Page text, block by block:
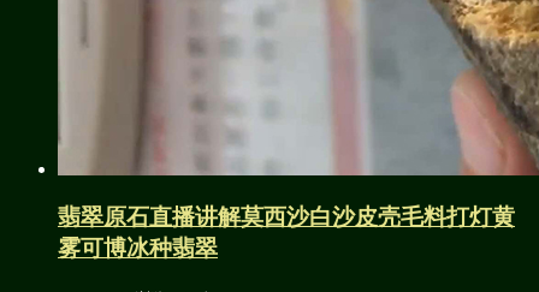
翡翠原石直播讲解莫西沙白沙皮壳毛料打灯黄
雾可博冰种翡翠